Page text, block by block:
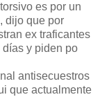
es por un
dijo que por
ex traficantes
y piden po
antisecuestros
que actualmente